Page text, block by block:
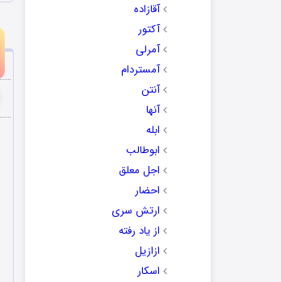
آقازاده
آکتور
آمرلی
آمستردام
آنتن
آنها
ابله
ابوطالب
اجل معلق
احضار
ارتش سری
از یاد رفته
ازازیل
اسکار